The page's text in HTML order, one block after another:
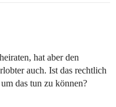
hat aber den
auch. Ist das rechtlich
das tun zu können?